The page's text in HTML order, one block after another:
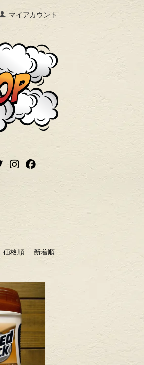
マイアカウント
価格順 | 新着順